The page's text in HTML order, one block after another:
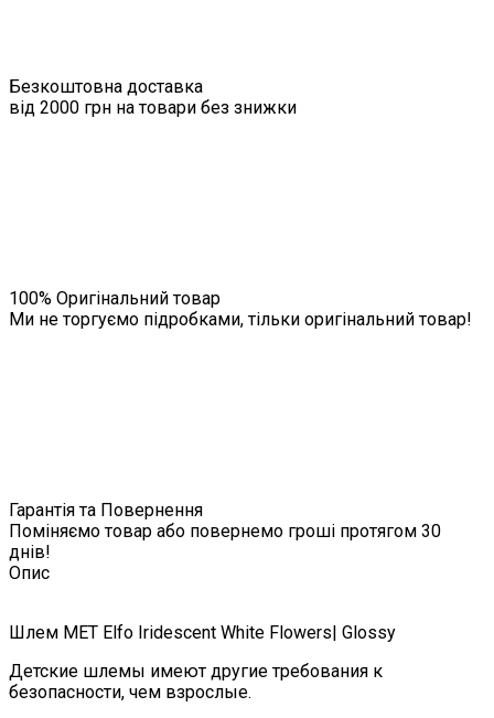
Безкоштовна доставка
від 2000 грн на товари без знижки
100% Оригінальний товар
Ми не торгуємо підробками, тільки оригінальний товар!
Гарантія та Повернення
Поміняємо товар або повернемо гроші протягом 30
днів!
Опис
Шлем MET Elfo Iridescent White Flowers| Glossy
Детские шлемы имеют другие требования к
безопасности, чем взрослые.